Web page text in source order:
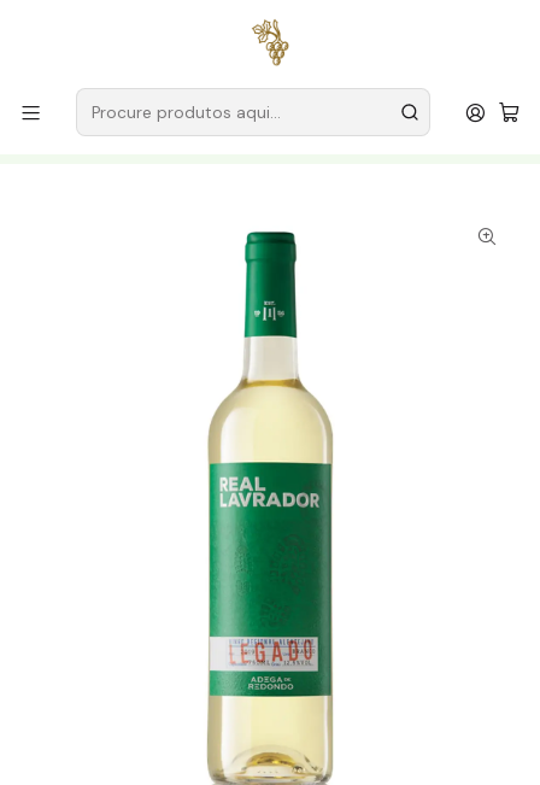
para encomendas a partir de
Produtores Alentejo
Adega Cooperativa Redondo
Adega Cooperativa Redondo Real Lavrador 2025 Alentejo
Branco 75cl